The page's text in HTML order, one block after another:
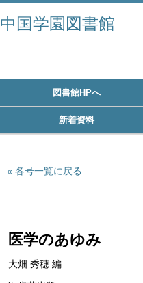
中国学園図書館
図書館HPへ
新着資料
各号一覧に戻る
医学のあゆみ
大畑 秀穂 編